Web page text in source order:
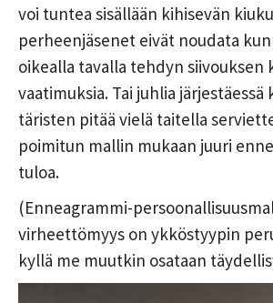
voi tuntea sisällään kihisevän
perheenjäsenet eivät noudata
oikealla tavalla tehdyn siivouksen
vaatimuksia. Tai juhlia
täristen pitää vielä taitella
poimitun mallin mukaan juuri
tuloa.
(Enneagrammi-
virheettömyys on ykköstyypin
kyllä me muutkin osataan